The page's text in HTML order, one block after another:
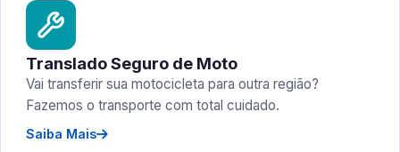
Translado Seguro de Moto
Vai transferir sua motocicleta para outra região?
Fazemos o transporte com total cuidado.
Saiba Mais